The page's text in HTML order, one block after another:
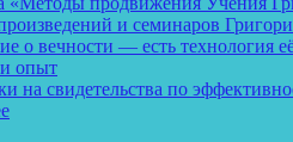
и семинаров
о вечности — есть технология
и опыт
на свидетельства по